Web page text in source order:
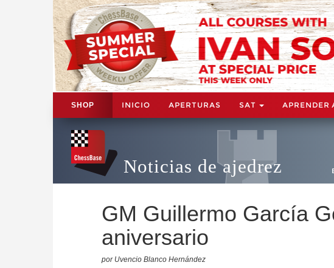
SHOP INICIO APERTURAS SAT APRENDER
Noticias de ajedrez
GM Guillermo García
aniversario
por Uvencio Blanco Hernández